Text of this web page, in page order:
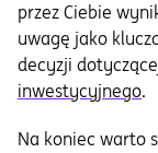
przez Ciebie
uwagę jako
decyzji
inwestycyjnego.
Na koniec warto